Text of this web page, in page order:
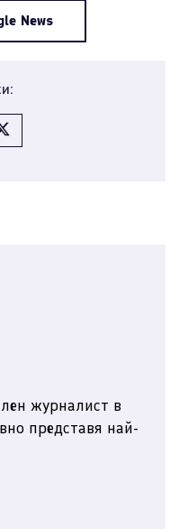
News
журналист в
представя най-